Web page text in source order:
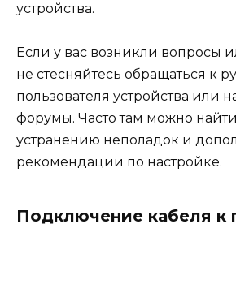
устройства.
Если у вас возникли вопросы
не стесняйтесь обращаться к
пользователя устройства или
форумы. Часто там можно
устранению неполадок и
рекомендации по настройке.
Подключение кабеля к